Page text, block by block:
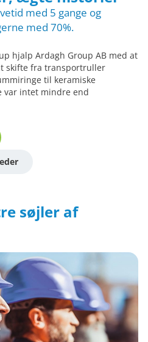
med 5 gange og
med 70%.
hjalp Ardagh Group AB med at
skifte fra transportruller
til keramiske
var intet mindre end
søjler af